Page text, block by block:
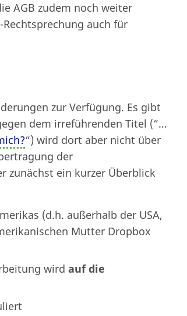
AGB zudem noch weiter
auch für
zur Verfügung. Es gibt
dem irreführenden Titel (“…
“) wird dort aber nicht über
der
zunächst ein kurzer Überblick
(d.h. außerhalb der USA,
Mutter Dropbox
wird auf die